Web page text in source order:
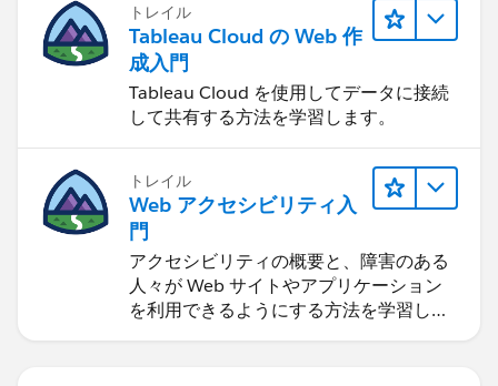
トレイル
Tableau Cloud の Web 作
成入門
Tableau Cloud を使用してデータに接続
して共有する方法を学習します。
トレイル
Web アクセシビリティ入
門
アクセシビリティの概要と、障害のある
人々が Web サイトやアプリケーション
を利用できるようにする方法を学習しま